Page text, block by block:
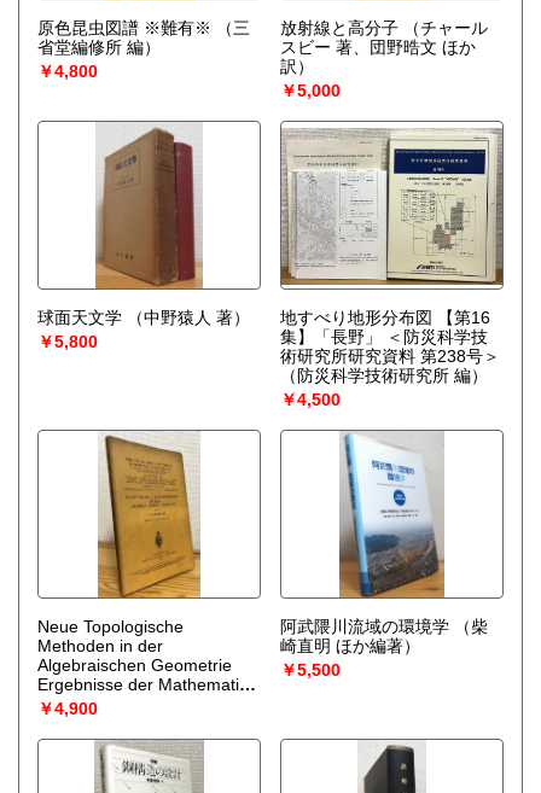
原色昆虫図譜 ※難有※
（三
省堂編修所 編）
￥4,800
放射線と高分子
（チャール
スビー 著、団野晧文 ほか
訳）
￥5,000
球面天文学
（中野猿人 著）
￥5,800
地すべり地形分布図 【第16
集】「長野」 ＜防災科学技
術研究所研究資料 第238号＞
（防災科学技術研究所 編）
￥4,500
Neue Topologische
Methoden in der
Algebraischen Geometrie
Ergebnisse der Mathematik
und Ihrer Grenzgebiete ＜
Ergebnisse der Mathematik
und Ihrer Grenzgebiete＞
【2. Aufl.】 （F.
Hirzebruch）
￥4,900
阿武隈川流域の環境学
（柴
崎直明 ほか編著）
￥5,500